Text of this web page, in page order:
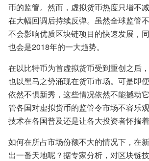
币的监管。然而，虚拟货币热度只增不
在大幅回调后持续反弹。虽然全球监管
不会影响优质区块链项目的快速发展，
也会是2018年的一大趋势。
在以比特币为首虚拟货币受到重创之后
也以黑马之势涌现在货币市场。可是即
依然不惧新秀，这些情况依然不能撼动
管各国对虚拟货币的监管令市场不容乐
技术在各国普及还是让各大投资者怀揣着
如何在所占市场份额不大的情况下，在
出一番天地呢？据专家分析，对区块链